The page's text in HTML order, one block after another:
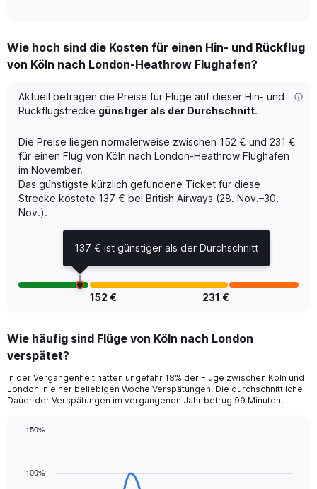
categories.
Range:
categories.
The
chart
1
Y
axis
displaying
Avg.
Price.
Wie hoch sind die Kosten für einen Hin- und Rückflug
von Köln nach London-Heathrow Flughafen?
Aktuell betragen die Preise für Flüge auf dieser Hin- und
Rückflugstrecke günstiger als der Durchschnitt.
Die Preise liegen normalerweise zwischen 152 € und 231 €
für einen Flug von Köln nach London-Heathrow Flughafen
im November.
Das günstigste kürzlich gefundene Ticket für diese
Strecke kostete 137 € bei British Airways (28. Nov.–30.
Nov.).
152 € 231 €
Wie häufig sind Flüge von Köln nach London
verspätet?
In der Vergangenheit hatten ungefähr 18% der Flüge zwischen Köln und
London in einer beliebigen Woche Verspätungen. Die durchschnittliche
Dauer der Verspätungen im vergangenen Jahr betrug 99 Minuten.
with
13
100%
150%
137 € ist günstiger als der Durchschnitt